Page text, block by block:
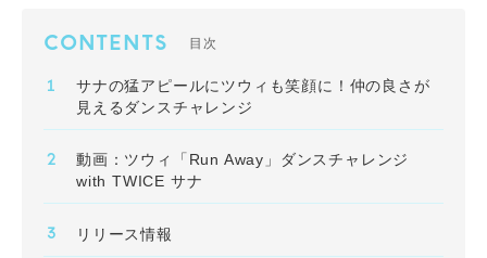
CONTENTS 目次
サナの猛アピールにツウィも笑顔に！仲の良さが
見えるダンスチャレンジ
動画：ツウィ「Run Away」ダンスチャレンジ
with TWICE サナ
リリース情報